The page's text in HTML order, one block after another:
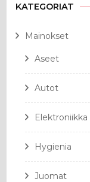
KATEGORIAT
Mainokset
Aseet
Autot
Elektroniikka
Hygienia
Juomat